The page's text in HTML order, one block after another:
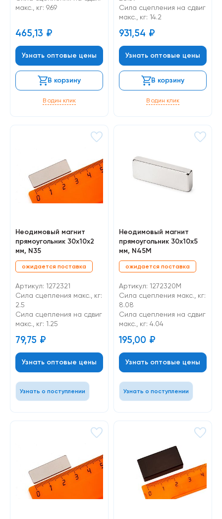
макс., кг: 9.69
465,13 ₽
Узнать оптовые цены
В корзину
В один клик
Cила сцепления на сдвиг
макс., кг: 14.2
931,54 ₽
Узнать оптовые цены
В корзину
В один клик
Неодимовый магнит
прямоугольник 30х10х2
мм, N35
ожидается поставка
Артикул: 1272321
Сила сцепления макс., кг:
2.5
Cила сцепления на сдвиг
макс., кг: 1.25
79,75 ₽
Узнать оптовые цены
Узнать о поступлении
Неодимовый магнит
прямоугольник 30х10х5
мм, N45M
ожидается поставка
Артикул: 1272320M
Сила сцепления макс., кг:
8.08
Cила сцепления на сдвиг
макс., кг: 4.04
195,00 ₽
Узнать оптовые цены
Узнать о поступлении